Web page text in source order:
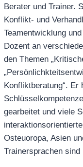
Berater und Trainer.
Konflikt- und
Teamentwicklung
Dozent an
den Themen
Konfliktberatung“. Er
gearbeitet und viele
Osteuoropa, Asien
Trainersprachen